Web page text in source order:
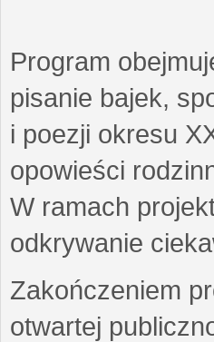
Program
pisanie bajek,
i poezji okresu
opowieści
W ramach
odkrywanie
Zakończeniem
otwartej